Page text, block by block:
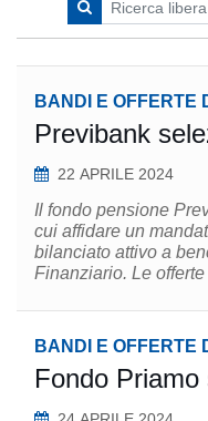
BANDI E OFFERTE
Previbank
22 APRILE 2024
Il fondo pensione
cui affidare un
bilanciato attivo a
Finanziario.
BANDI E OFFERTE
Fondo